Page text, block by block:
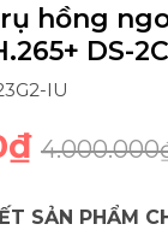
hồng
DS-
IU
SẢN PHẨM